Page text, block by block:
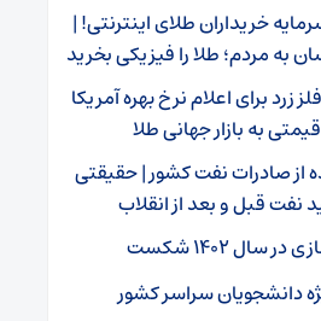
خریداران طلای اینترنتی! |
به مردم؛ طلا را فیزیکی بخرید
زرد برای اعلام نرخ بهره آمریکا
به بازار جهانی طلا
از صادرات نفت کشور | حقیقتی
نفت قبل و بعد از انقلاب
سال ۱۴۰۲ شکست
دانشجویان سراسر کشور